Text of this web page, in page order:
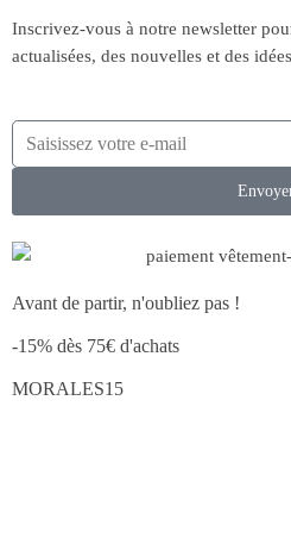
Inscrivez-vous à notre newsletter
actualisées, des nouvelles et des
Avant de partir, n'oubliez pas !
-15% dès 75€ d'achats
MORALES15